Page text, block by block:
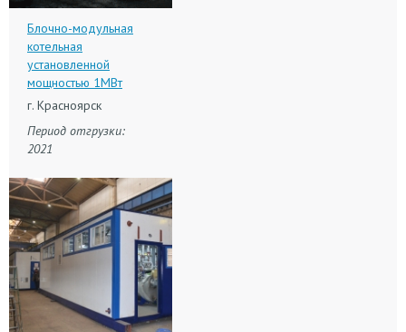
Блочно-модульная
котельная
установленной
мощностью 1МВт
г. Красноярск
Период отгрузки:
2021